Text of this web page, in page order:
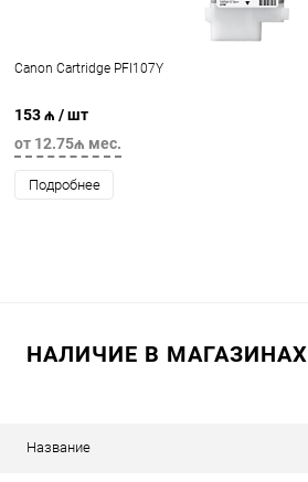
Canon Cartridge PFI107Y
153 ₼ / шт
от 12.75₼ мес.
Подробнее
НАЛИЧИЕ В МАГАЗИНАХ
Название